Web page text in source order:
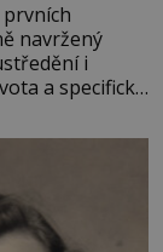
navržený
i
a specifické
měl působit